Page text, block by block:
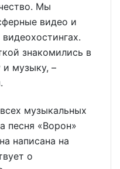
Мы
видео и
знакомились в
и музыку, –
музыкальных
песня «Ворон»
написана на
о